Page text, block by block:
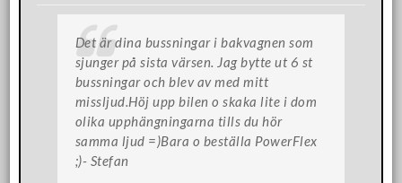
Det är dina bussningar i bakvagnen som
sjunger på sista värsen. Jag bytte ut 6 st
bussningar och blev av med mitt
missljud.Höj upp bilen o skaka lite i dom
olika upphängningarna tills du hör
samma ljud =)Bara o beställa PowerFlex
;)- Stefan